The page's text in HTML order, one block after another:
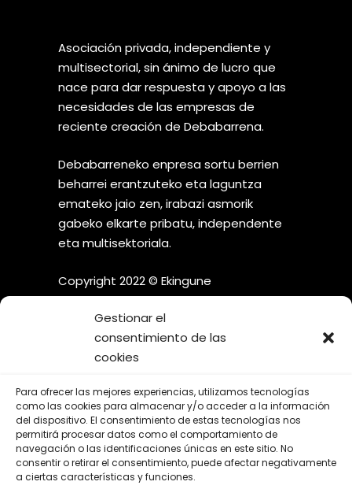
Gestionar el
consentimiento de las
cookies
Para ofrecer las mejores experiencias, utilizamos tecnologías
como las cookies para almacenar y/o acceder a la información
del dispositivo. El consentimiento de estas tecnologías nos
permitirá procesar datos como el comportamiento de
navegación o las identificaciones únicas en este sitio. No
consentir o retirar el consentimiento, puede afectar negativamente
a ciertas características y funciones.
Asociación privada, independiente y
multisectorial, sin ánimo de lucro que
nace para dar respuesta y apoyo a las
necesidades de las empresas de
reciente creación de Debabarrena.
Debabarreneko enpresa sortu berrien
beharrei erantzuteko eta laguntza
emateko jaio zen, irabazi asmorik
gabeko elkarte pribatu, independente
eta multisektoriala.
Copyright 2022 © Ekingune
¡SÍGUENOS EN LAS REDES
SOCIALES!